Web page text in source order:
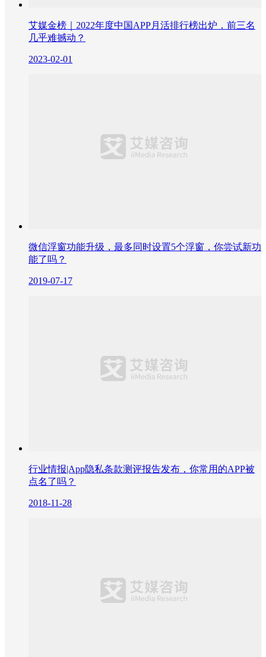
艾媒金榜｜2022年度中国APP月活排行榜出炉，前三名
几乎难撼动？
2023-02-01
微信浮窗功能升级，最多同时设置5个浮窗，你尝试新功
能了吗？
2019-07-17
行业情报|App隐私条款测评报告发布，你常用的APP被
点名了吗？
2018-11-28